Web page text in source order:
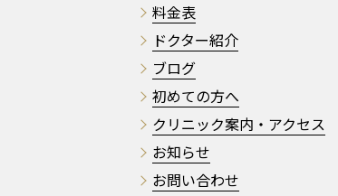
料金表
ドクター紹介
ブログ
初めての方へ
クリニック案内・アクセス
お知らせ
お問い合わせ